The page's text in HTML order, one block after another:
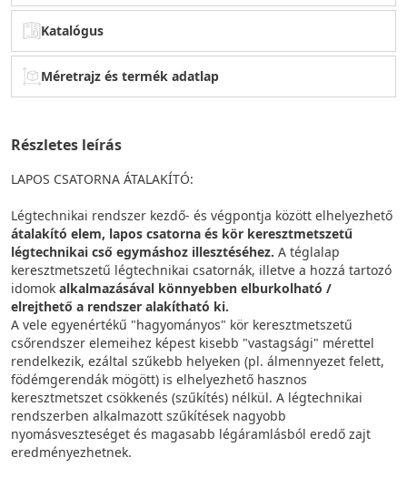
Katalógus
Méretrajz és termék adatlap
Részletes leírás
LAPOS CSATORNA ÁTALAKÍTÓ:
Légtechnikai rendszer kezdő- és végpontja között elhelyezhető
átalakító elem, lapos csatorna és kör keresztmetszetű
légtechnikai cső egymáshoz illesztéséhez. A téglalap
keresztmetszetű légtechnikai csatornák, illetve a hozzá tartozó
idomok alkalmazásával könnyebben elburkolható /
elrejthető a rendszer alakítható ki.
A vele egyenértékű "hagyományos" kör keresztmetszetű
csőrendszer elemeihez képest kisebb "vastagsági" mérettel
rendelkezik, ezáltal szűkebb helyeken (pl. álmennyezet felett,
födémgerendák mögött) is elhelyezhető hasznos
keresztmetszet csökkenés (szűkítés) nélkül. A légtechnikai
rendszerben alkalmazott szűkítések nagyobb
nyomásveszteséget és magasabb légáramlásból eredő zajt
eredményezhetnek.